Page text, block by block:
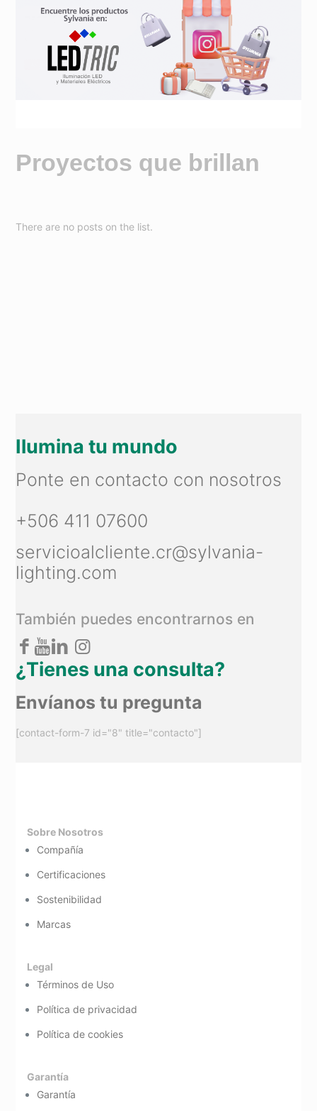
Proyectos que brillan
There are no posts on the list.
Ilumina tu mundo
Ponte en contacto con nosotros
+506 411 07600
servicioalcliente.cr@sylvania-
lighting.com
También puedes encontrarnos en
¿Tienes una consulta?
Envíanos tu pregunta
[contact-form-7 id="8" title="contacto"]
Sobre Nosotros
Compañía
Certificaciones
Sostenibilidad
Marcas
Legal
Términos de Uso
Política de privacidad
Política de cookies
Garantía
Garantía